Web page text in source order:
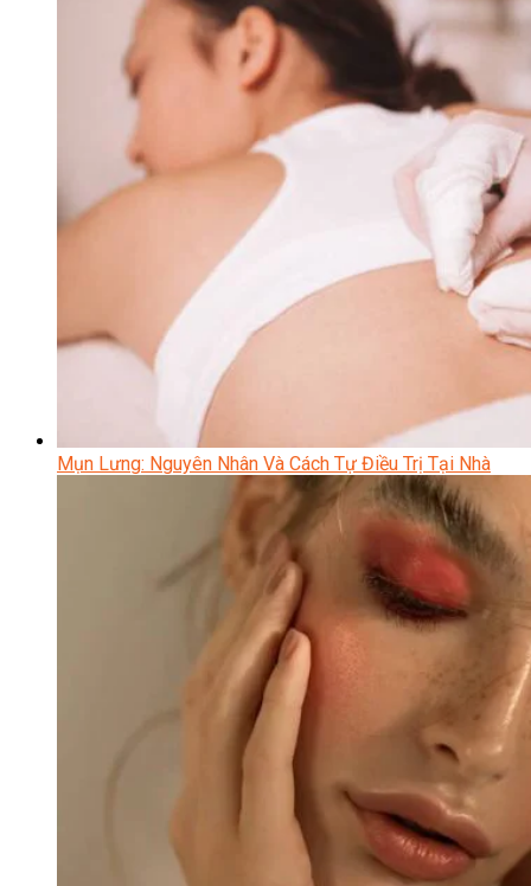
Mụn Lưng: Nguyên Nhân Và Cách Tự Điều Trị Tại Nhà